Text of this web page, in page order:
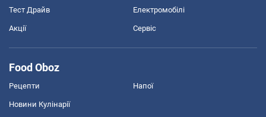
Тест Драйв Електромобілі
Акції Сервіс
Food Oboz
Рецепти Напої
Новини Кулінарії